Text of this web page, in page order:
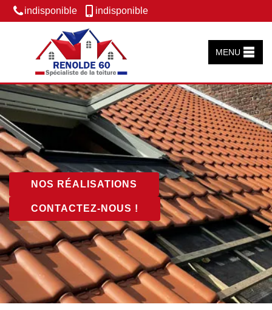
indisponible indisponible
MENU
NOS RÉALISATIONS
CONTACTEZ-NOUS !